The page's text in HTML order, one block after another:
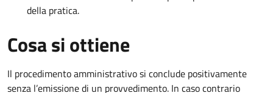
della pratica.
Cosa si ottiene
Il procedimento amministrativo si conclude positivamente
senza l’emissione di un provvedimento. In caso contrario